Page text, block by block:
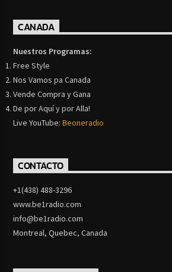
CANADA
Nuestros Programas:
Free Style
Nos Vamos pa Canada
Vende Compra y Gana
De por Aquí y por Alla!
Live YouTube:Beoneradio
CONTACTO
+1(438) 488-3296
www.be1radio.com
info@be1radio.com
Montreal, Quebec, Canada